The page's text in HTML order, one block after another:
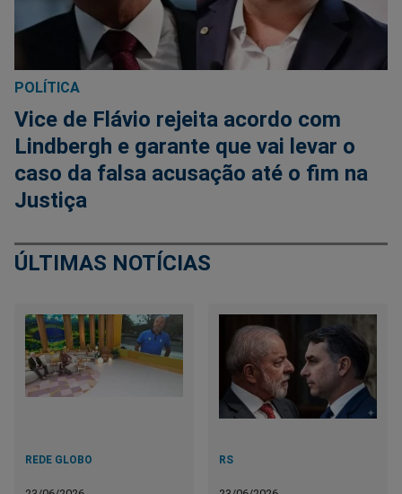
POLÍTICA
Vice de Flávio rejeita acordo com
Lindbergh e garante que vai levar o
caso da falsa acusação até o fim na
Justiça
ÚLTIMAS NOTÍCIAS
REDE GLOBO RS